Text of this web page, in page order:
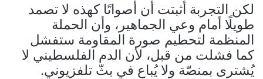
لكن التجربة أثبتت أن أصواتًا كهذه لا تصمد
طويلًا أمام وعي الجماهير، وأن الحملة
المنظمة لتحطيم صورة المقاومة ستفشل
كما فشلت من قبل، لأن الدم الفلسطيني لا
يُشترى بمنصّة ولا يُباع في بثّ تلفزيوني.